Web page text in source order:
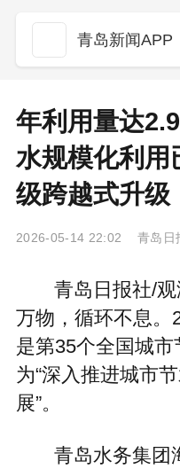
青岛新闻APP
年利用量达
水规模化利用
级跨越式升级
2026-05-14 22:02 青岛日
青岛日报社/
万物，循环不息。
是第35个全国城
为“深入推进城市
展”。
青岛水务集团